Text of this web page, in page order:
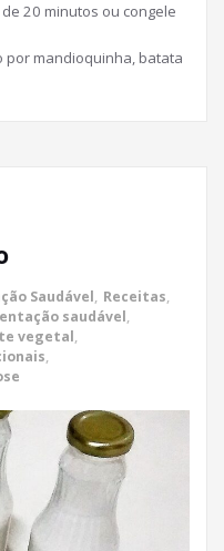
20 minutos ou congele
por mandioquinha, batata
Saudável, Receitas,
saudável,
vegetal,
,